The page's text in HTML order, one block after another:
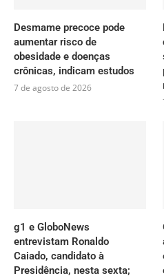
Desmame precoce pode
aumentar risco de
obesidade e doenças
crônicas, indicam estudos
7 de agosto de 2026
g1 e GloboNews
entrevistam Ronaldo
Caiado, candidato à
Presidência, nesta sexta;